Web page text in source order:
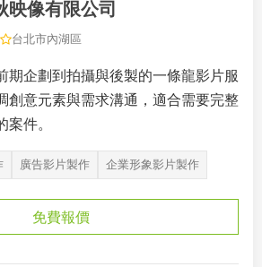
映像有限公司
台北市內湖區
期企劃到拍攝與後製的一條龍影片服
創意元素與需求溝通，適合需要完整
案件。
廣告影片製作 企業形象影片製作
免費報價